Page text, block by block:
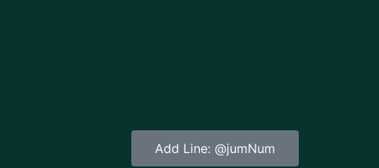
Add Line: @jumNum